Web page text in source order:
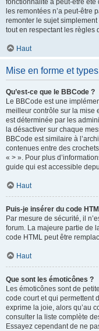
fonctionnalité a peut-être été
les remontées n’a peut-être
remonter le sujet
tout en respectant les règles
Haut
Mise en forme et
Qu’est-ce que le BBCode ?
Le BBCode est une
meilleur contrôle sur la mise
est déterminée par les
la désactiver sur chaque
BBCode est similaire à
contenues entre des
« > ». Pour plus
guide qui est accessible
Haut
Puis-je insérer du code
Par mesure de sécurité, il
forum. La majeure partie de
code HTML peut être
Haut
Que sont les émoticônes ?
Les émoticônes sont de
code court et qui permettent
exprime la joie, alors qu’au
consulter la liste complète
Essayez cependant de ne